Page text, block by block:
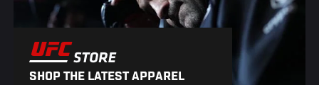
SHOP THE LATEST APPAREL